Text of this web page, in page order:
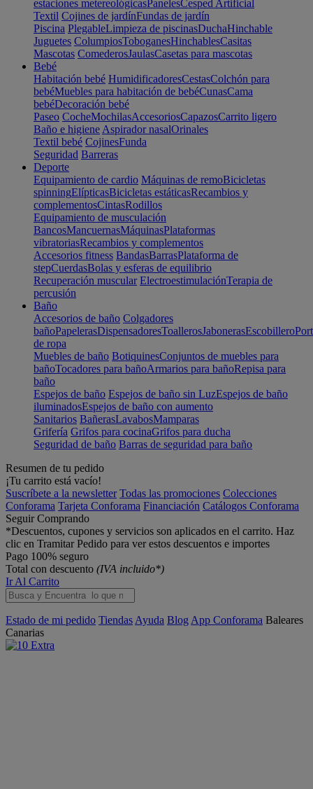
estaciones metereológicasPanelesCesped Artificial
Textil Cojines de jardínFundas de jardín
Piscina PlegableLimpieza de piscinasDuchaHinchable
Juguetes ColumpiosToboganesHinchablesCasitas
Mascotas ComederosJaulasCasetas para mascotas
Bebé
Habitación bebé HumidificadoresCestasColchón para
bebéMuebles para habitación de bebéCunasCama
bebéDecoración bebé
Paseo CocheMochilasAccesoriosCapazosCarrito ligero
Baño e higiene Aspirador nasalOrinales
Textil bebé CojinesFunda
Seguridad Barreras
Deporte
Equipamiento de cardio Máquinas de remoBicicletas
spinningElípticasBicicletas estáticasRecambios y
complementosCintasRodillos
Equipamiento de musculación
BancosMancuernasMáquinasPlataformas
vibratoriasRecambios y complementos
Accesorios fitness BandasBarrasPlataforma de
stepCuerdasBolas y esferas de equilibrio
Recuperación muscular ElectroestimulaciónTerapia de
percusión
Baño
Accesorios de baño Colgadores
bañoPapelerasDispensadoresToallerosJabonerasEscobillero
de ropa
Muebles de baño BotiquinesConjuntos de muebles para
bañoTocadores para bañoArmarios para bañoRepisa para
baño
Espejos de baño Espejos de baño sin LuzEspejos de baño
iluminadosEspejos de baño con aumento
Sanitarios BañerasLavabosMamparas
Grifería Grifos para cocinaGrifos para ducha
Seguridad de baño Barras de seguridad para baño
Resumen de tu pedido
¡Tu carrito está vacío!
Suscríbete a la newsletter Todas las promociones Colecciones
Conforama Tarjeta Conforama Financiación Catálogos Conforama
Seguir Comprando
*Descuentos, cupones y servicios son aplicados en el carrito. Haz
clic en Tramitar Pedido para ver estos descuentos e importes
Pago 100% seguro
Total con descuento (IVA incluido*)
Ir Al Carrito
Estado de mi pedido Tiendas Ayuda Blog App Conforama Baleares
Canarias